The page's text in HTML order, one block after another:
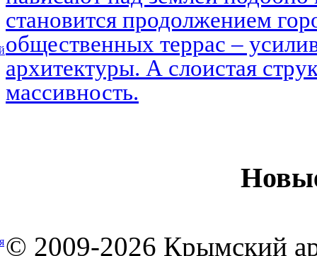
становится продолжением
общественных террас –
архитектуры. А слоистая
массивность.
© 2009-2026 Крымский